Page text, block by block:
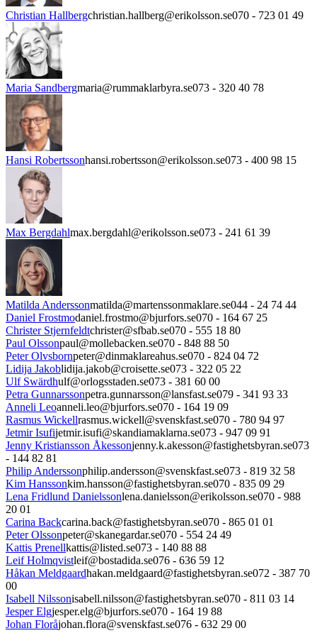
Christian Hallbergchristian.hallberg@erikolsson.se070 - 723 01 49
Maria Sandbergmaria@rummaklarbyra.se073 - 320 40 78
Hansi Robertssonhansi.robertsson@erikolsson.se073 - 400 98 15
Max Bergdahlmax.bergdahl@erikolsson.se073 - 241 61 39
Matilda Anderssonmatilda@martenssonmaklare.se044 - 24 74 44
Daniel Frostmodaniel.frostmo@bjurfors.se070 - 164 67 25
Christer Stjernfeldtchrister@sfbab.se070 - 555 18 80
Paul Olssonpaul@mollebacken.se070 - 848 88 50
Peter Olvsbornpeter@dinmaklareahus.se070 - 824 04 72
Lidija Jakoblidija.jakob@croisette.se073 - 322 05 22
Ulf Swärdhulf@orlogsstaden.se073 - 381 60 00
Petra Gunnarssonpetra.gunnarsson@lansfast.se079 - 341 93 33
Anneli Leoanneli.leo@bjurfors.se070 - 164 19 09
Rasmus Wickellrasmus.wickell@svenskfast.se070 - 780 94 97
Jetmir Isufijetmir.isufi@skandiamaklarna.se073 - 947 09 91
Jenny Kristiansson Åkessonjenny.k.akesson@fastighetsbyran.se073
- 144 82 81
Philip Anderssonphilip.andersson@svenskfast.se073 - 819 32 58
Kim Hanssonkim.hansson@fastighetsbyran.se070 - 835 09 29
Lena Fridlund Danielssonlena.danielsson@erikolsson.se070 - 988
20 01
Carina Backcarina.back@fastighetsbyran.se070 - 865 01 01
Peter Olssonpeter@skanegardar.se070 - 554 24 49
Kattis Prenellkattis@listed.se073 - 140 88 88
Leif Holmqvistleif@bostadida.se076 - 636 59 12
Håkan Meldgaardhakan.meldgaard@fastighetsbyran.se072 - 387 70
00
Isabell Nilssonisabell.nilsson@fastighetsbyran.se070 - 811 03 14
Jesper Elgjesper.elg@bjurfors.se070 - 164 19 88
Johan Floråjohan.flora@svenskfast.se076 - 632 29 00